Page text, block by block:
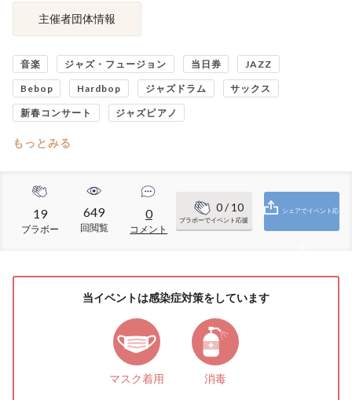
主催者団体情報
音楽 ジャズ・フュージョン 当日券 JAZZ
Bebop Hardbop ジャズドラム サックス
新春コンサート ジャズピアノ
もっとみる
19
ブラボー
649
回閲覧
0
コメント
0/ 10
ブラボーでイベント応援
シェアでイベント応
当イベントは感染症対策をしています
マスク着用 消毒